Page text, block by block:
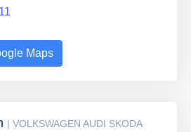
Maps
| VOLKSWAGEN AUDI SKODA